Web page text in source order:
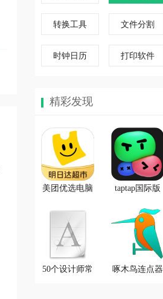
转换工具 文件分割
时钟日历 打印软件
精彩发现
美团优选电脑
器」
taptap国际版
拟器」
50个设计师常
啄木鸟连点器